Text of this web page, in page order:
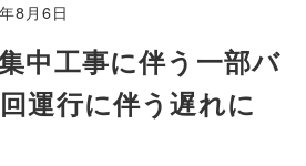
8月6日
中工事に伴う一部バ
運行に伴う遅れに